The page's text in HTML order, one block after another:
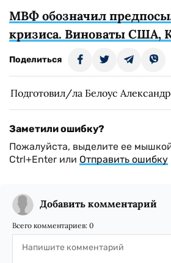
МВФ обозначил
кризиса. Виноваты США,
Поделиться
Подготовил/ла Белоус Александр
Заметили ошибку?
Пожалуйста, выделите ее
Ctrl+Enter или Отправить ошибку
Добавить комментарий
Всего комментариев: 0